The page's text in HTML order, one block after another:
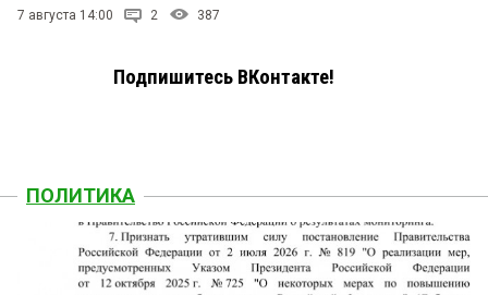
7 августа 14:00 2 387
Подпишитесь ВКонтакте!
ПОЛИТИКА